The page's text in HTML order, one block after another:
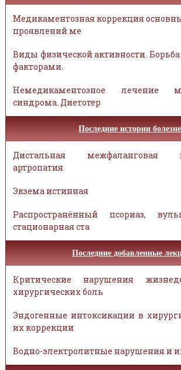
Медикаментозная коррекция
проявлений ме
Виды физической активности.
факторами.
Немедикаментозное лечение
синдрома. Диетотер
Последние истории
Дистальная межфаланговая
артропатия
Экзема истинная
Распространённый псориаз,
стационарная ста
Последние добавленные
Критические нарушения
хирургических боль
Эндогенные интоксикации в
их коррекции
Водно-электролитные нарушения и